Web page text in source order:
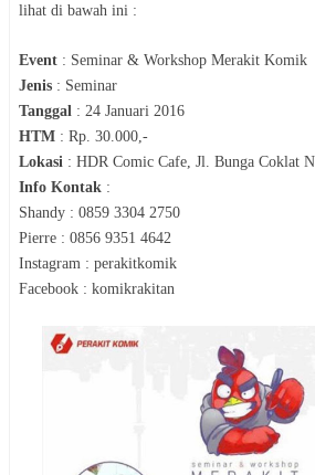
lihat di bawah ini :
Event : Seminar & Workshop Merakit Komik
Jenis : Seminar
Tanggal : 24 Januari 2016
HTM : Rp. 30.000,-
Lokasi : HDR Comic Cafe, Jl. Bunga Coklat
Info Kontak :
Shandy : 0859 3304 2750
Pierre : 0856 9351 4642
Instagram : perakitkomik
Facebook : komikrakitan